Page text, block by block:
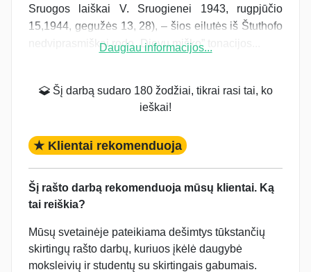
Sruogos laiškai V. Sruogienei 1943, rugpjūčio
15,1944, gegužės 13, 28), – šios eilutės iš Štuthofo
nedviprasmiškai rodo „Dievų miško” tonacijos...
Daugiau informacijos...
Šį darbą sudaro 180 žodžiai, tikrai rasi tai, ko
ieškai!
★ Klientai rekomenduoja
Šį rašto darbą rekomenduoja mūsų klientai. Ką
tai reiškia?
Mūsų svetainėje pateikiama dešimtys tūkstančių
skirtingų rašto darbų, kuriuos įkėlė daugybė
moksleivių ir studentų su skirtingais gabumais.